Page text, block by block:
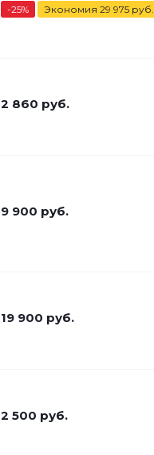
-25% Экономия 29 975 руб.
2 860 руб.
9 900 руб.
19 900 руб.
2 500 руб.